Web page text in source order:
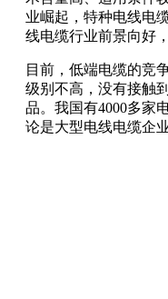
业崛起，特种电线电
线电缆行业前景向好
目前，低端电缆的竞
级别不高，没有接触
品。我国有4000多家
论是大型电线电缆企